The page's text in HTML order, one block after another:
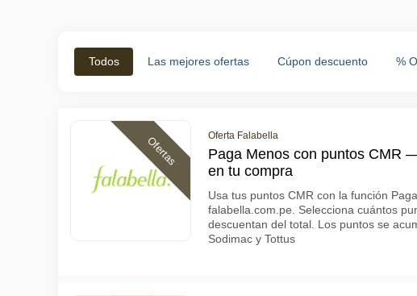
Todos Las mejores ofertas Cúpon descuento %
Ofertas Oferta Falabella
Paga Menos con puntos CMR
en tu compra
Usa tus puntos CMR con la función
falabella.com.pe. Selecciona cuántos
descuentan del total. Los puntos se
Sodimac y Tottus